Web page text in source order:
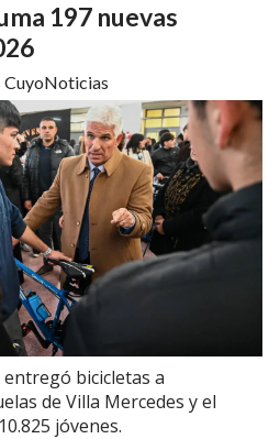
197 nuevas
CuyoNoticias
entregó bicicletas a
de Villa Mercedes y el
jóvenes.